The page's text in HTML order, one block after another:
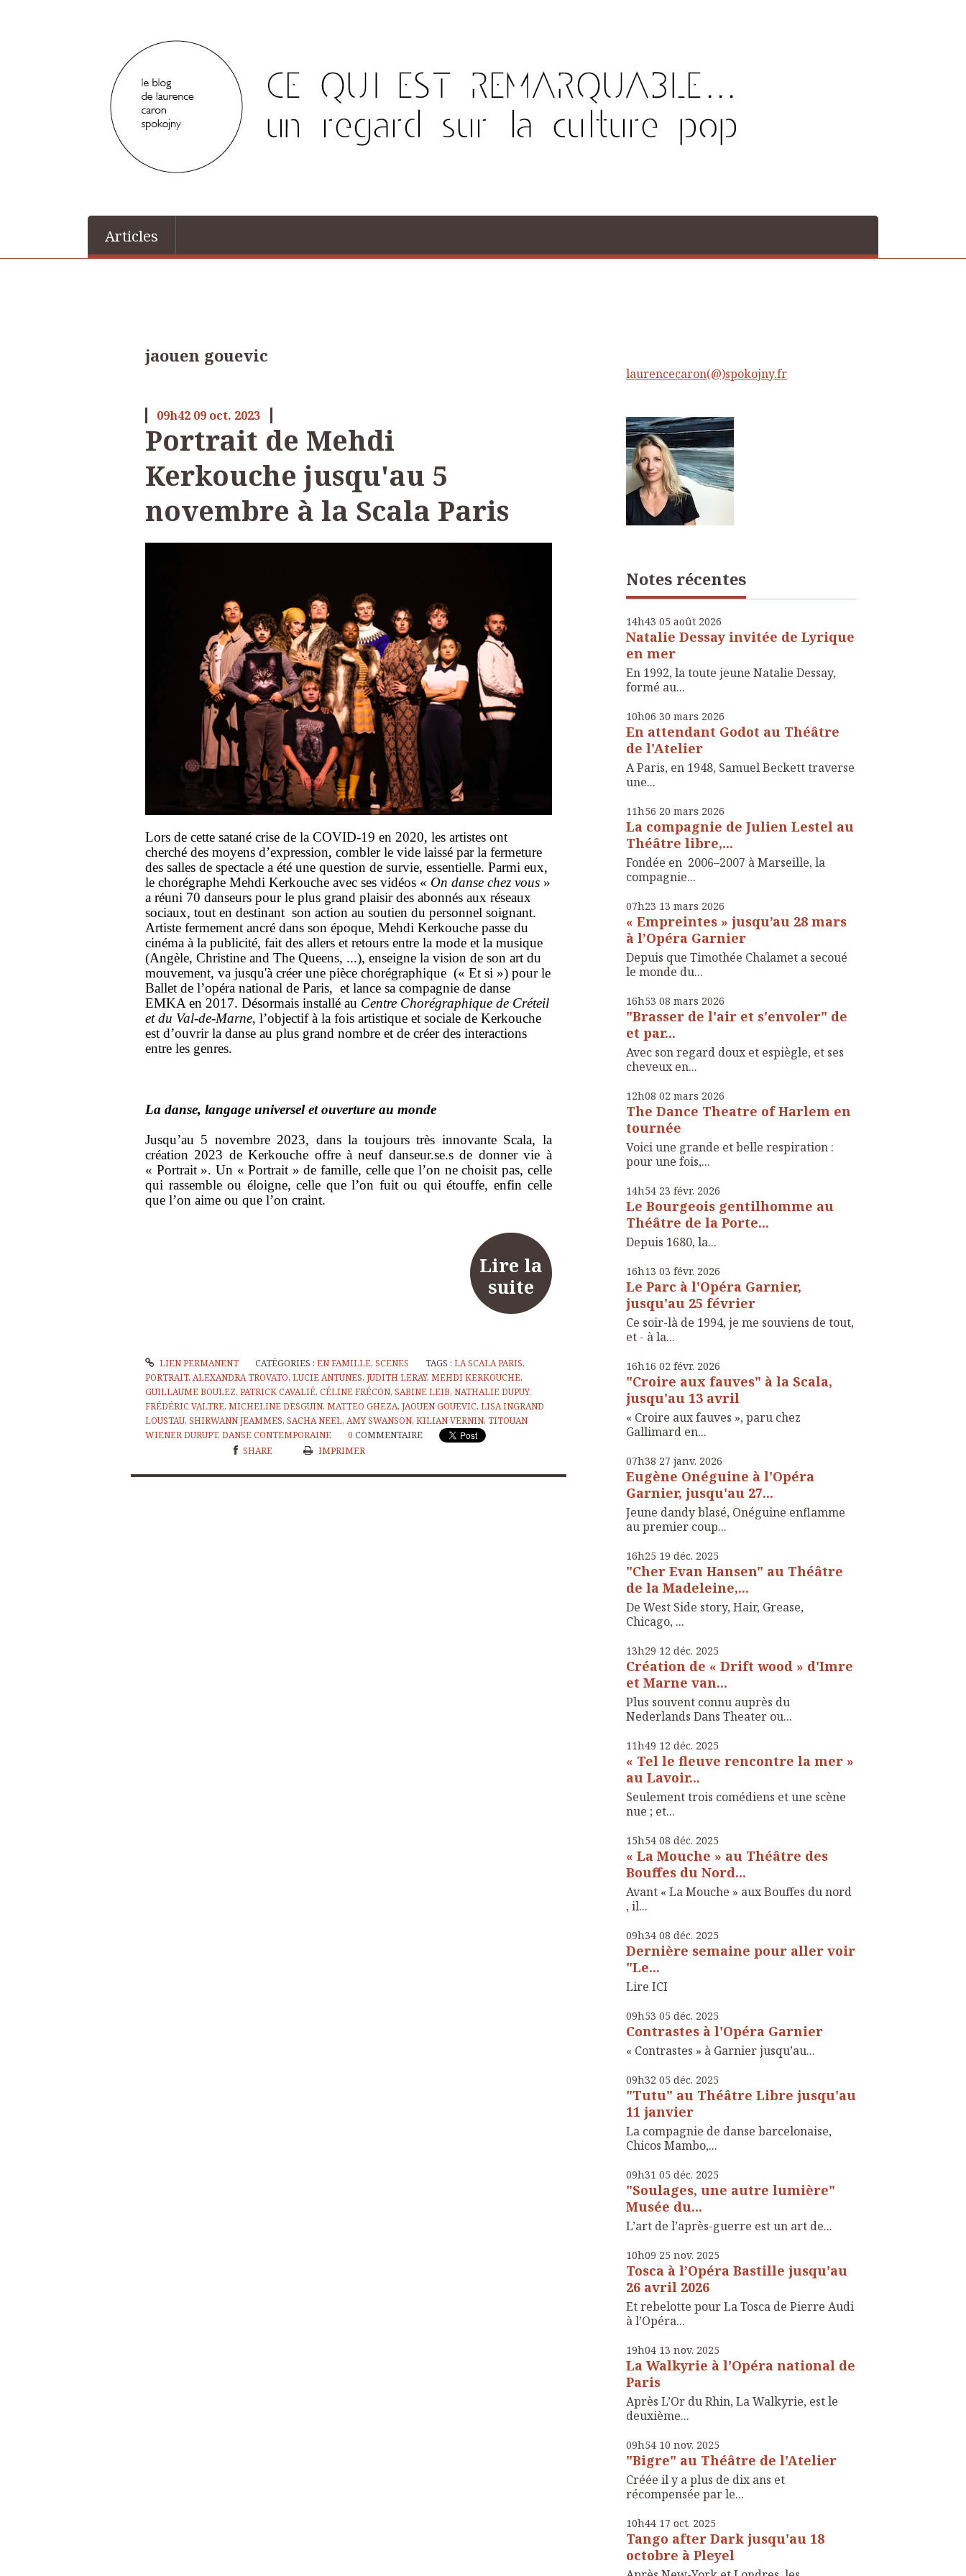
Articles
jaouen gouevic
09h42 09 oct. 2023
Portrait de Mehdi
Kerkouche jusqu'au 5
novembre à la Scala Paris
Lors de cette satané crise de la COVID-19 en 2020, les artistes ont
cherché des moyens d’expression, combler le vide laissé par la fermeture
des salles de spectacle a été une question de survie, essentielle. Parmi eux,
le chorégraphe Mehdi Kerkouche avec ses vidéos « On danse chez vous »
a réuni 70 danseurs pour le plus grand plaisir des abonnés aux réseaux
sociaux, tout en destinant son action au soutien du personnel soignant.
Artiste fermement ancré dans son époque, Mehdi Kerkouche passe du
cinéma à la publicité, fait des allers et retours entre la mode et la musique
(Angèle, Christine and The Queens, ...), enseigne la vision de son art du
mouvement, va jusqu'à créer une pièce chorégraphique (« Et si ») pour le
Ballet de l’opéra national de Paris, et lance sa compagnie de danse
EMKA en 2017. Désormais installé au Centre Chorégraphique de Créteil
et du Val-de-Marne, l’objectif à la fois artistique et sociale de Kerkouche
est d’ouvrir la danse au plus grand nombre et de créer des interactions
entre les genres.
La danse, langage universel et ouverture au monde
Jusqu’au 5 novembre 2023, dans la toujours très innovante Scala, la
création 2023 de Kerkouche offre à neuf danseur.se.s de donner vie à
« Portrait ». Un « Portrait » de famille, celle que l’on ne choisit pas, celle
qui rassemble ou éloigne, celle que l’on fuit ou qui étouffe, enfin celle
que l’on aime ou que l’on craint.
Lire la
suite
LIEN PERMANENT CATÉGORIES :EN FAMILLE,SCENES TAGS :LA SCALA PARIS,
PORTRAIT, ALEXANDRA TROVATO, LUCIE ANTUNES, JUDITH LERAY, MEHDI KERKOUCHE,
GUILLAUME BOULEZ, PATRICK CAVALIÉ, CÉLINE FRÉCON, SABINE LEIB, NATHALIE DUPUY,
FRÉDÉRIC VALTRE, MICHELINE DESGUIN, MATTEO GHEZA, JAOUEN GOUEVIC, LISA INGRAND
LOUSTAU, SHIRWANN JEAMMES, SACHA NEEL, AMY SWANSON, KILIAN VERNIN, TITOUAN
WIENER DURUPT, DANSE CONTEMPORAINE 0 COMMENTAIRE
SHARE
IMPRIMER
laurencecaron(@)spokojny.fr
Notes récentes
14h43 05 août 2026
Natalie Dessay invitée de Lyrique
en mer
En 1992, la toute jeune Natalie Dessay,
formé au...
10h06 30 mars 2026
En attendant Godot au Théâtre
de l'Atelier
A Paris, en 1948, Samuel Beckett traverse
une...
11h56 20 mars 2026
La compagnie de Julien Lestel au
Théâtre libre,...
Fondée en 2006–2007 à Marseille, la
compagnie...
07h23 13 mars 2026
« Empreintes » jusqu’au 28 mars
à l’Opéra Garnier
Depuis que Timothée Chalamet a secoué
le monde du...
16h53 08 mars 2026
"Brasser de l'air et s'envoler" de
et par...
Avec son regard doux et espiègle, et ses
cheveux en...
12h08 02 mars 2026
The Dance Theatre of Harlem en
tournée
Voici une grande et belle respiration :
pour une fois,...
14h54 23 févr. 2026
Le Bourgeois gentilhomme au
Théâtre de la Porte...
Depuis 1680, la...
16h13 03 févr. 2026
Le Parc à l'Opéra Garnier,
jusqu'au 25 février
Ce soir-là de 1994, je me souviens de tout,
et - à la...
16h16 02 févr. 2026
"Croire aux fauves" à la Scala,
jusqu'au 13 avril
« Croire aux fauves », paru chez
Gallimard en...
07h38 27 janv. 2026
Eugène Onéguine à l'Opéra
Garnier, jusqu'au 27...
Jeune dandy blasé, Onéguine enflamme
au premier coup...
16h25 19 déc. 2025
"Cher Evan Hansen" au Théâtre
de la Madeleine,...
De West Side story, Hair, Grease,
Chicago, ...
13h29 12 déc. 2025
Création de « Drift wood » d'Imre
et Marne van...
Plus souvent connu auprès du
Nederlands Dans Theater ou...
11h49 12 déc. 2025
« Tel le fleuve rencontre la mer »
au Lavoir...
Seulement trois comédiens et une scène
nue ; et...
15h54 08 déc. 2025
« La Mouche » au Théâtre des
Bouffes du Nord...
Avant « La Mouche » aux Bouffes du nord
, il...
09h34 08 déc. 2025
Dernière semaine pour aller voir
"Le...
Lire ICI
09h53 05 déc. 2025
Contrastes à l'Opéra Garnier
« Contrastes » à Garnier jusqu’au...
09h32 05 déc. 2025
"Tutu" au Théâtre Libre jusqu'au
11 janvier
La compagnie de danse barcelonaise,
Chicos Mambo,...
09h31 05 déc. 2025
"Soulages, une autre lumière"
Musée du...
L’art de l’après-guerre est un art de...
10h09 25 nov. 2025
Tosca à l’Opéra Bastille jusqu'au
26 avril 2026
Et rebelotte pour La Tosca de Pierre Audi
à l’Opéra...
19h04 13 nov. 2025
La Walkyrie à l'Opéra national de
Paris
Après L’Or du Rhin, La Walkyrie, est le
deuxième...
09h54 10 nov. 2025
"Bigre" au Théâtre de l'Atelier
Créée il y a plus de dix ans et
récompensée par le...
10h44 17 oct. 2025
Tango after Dark jusqu'au 18
octobre à Pleyel